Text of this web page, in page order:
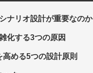
ナリオ設計が重要なのか
化する3つの原因
める5つの設計原則